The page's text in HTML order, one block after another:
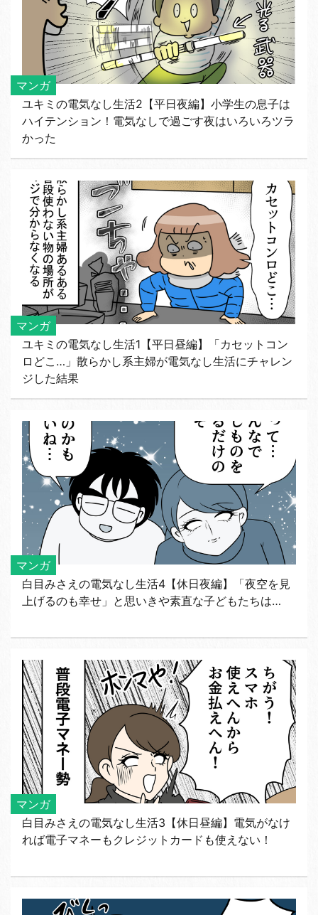
マンガ
ユキミの電気なし生活2【平日夜編】小学生の息子は
ハイテンション！電気なしで過ごす夜はいろいろツラ
かった
マンガ
ユキミの電気なし生活1【平日昼編】「カセットコン
ロどこ…」散らかし系主婦が電気なし生活にチャレン
ジした結果
マンガ
白目みさえの電気なし生活4【休日夜編】「夜空を見
上げるのも幸せ」と思いきや素直な子どもたちは…
マンガ
白目みさえの電気なし生活3【休日昼編】電気がなけ
れば電子マネーもクレジットカードも使えない！